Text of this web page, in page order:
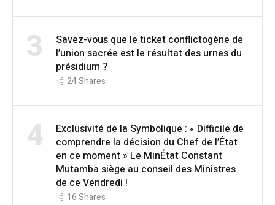
3
Savez-vous que le ticket conflictogène de
l’union sacrée est le résultat des urnes du
présidium ?
24Shares
4
Exclusivité de la Symbolique : « Difficile de
comprendre la décision du Chef de l’État
en ce moment » Le MinÉtat Constant
Mutamba siège au conseil des Ministres
de ce Vendredi !
16Shares